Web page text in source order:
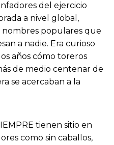
del ejercicio
a nivel global,
populares que
a nadie. Era curioso
años cómo toreros
de medio centenar de
se acercaban a la
tienen sitio en
como sin caballos,